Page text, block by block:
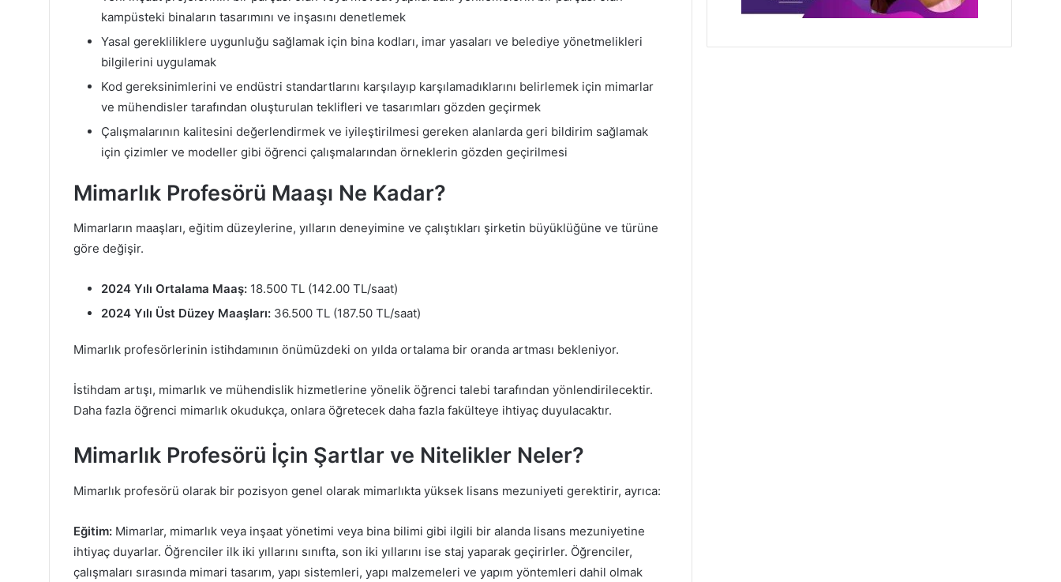
kampüsteki binaların tasarımını ve inşasını denetlemek
Yasal gerekliliklere uygunluğu sağlamak için bina kodları, imar yasaları ve belediye yönetmelikleri
bilgilerini uygulamak
Kod gereksinimlerini ve endüstri standartlarını karşılayıp karşılamadıklarını belirlemek için mimarlar
ve mühendisler tarafından oluşturulan teklifleri ve tasarımları gözden geçirmek
Çalışmalarının kalitesini değerlendirmek ve iyileştirilmesi gereken alanlarda geri bildirim sağlamak
için çizimler ve modeller gibi öğrenci çalışmalarından örneklerin gözden geçirilmesi
Mimarlık Profesörü Maaşı Ne Kadar?
Mimarların maaşları, eğitim düzeylerine, yılların deneyimine ve çalıştıkları şirketin büyüklüğüne ve türüne
göre değişir.
2024 Yılı Ortalama Maaş: 18.500 TL (142.00 TL/saat)
2024 Yılı Üst Düzey Maaşları: 36.500 TL (187.50 TL/saat)
Mimarlık profesörlerinin istihdamının önümüzdeki on yılda ortalama bir oranda artması bekleniyor.
İstihdam artışı, mimarlık ve mühendislik hizmetlerine yönelik öğrenci talebi tarafından yönlendirilecektir.
Daha fazla öğrenci mimarlık okudukça, onlara öğretecek daha fazla fakülteye ihtiyaç duyulacaktır.
Mimarlık Profesörü İçin Şartlar ve Nitelikler Neler?
Mimarlık profesörü olarak bir pozisyon genel olarak mimarlıkta yüksek lisans mezuniyeti gerektirir, ayrıca:
Eğitim: Mimarlar, mimarlık veya inşaat yönetimi veya bina bilimi gibi ilgili bir alanda lisans mezuniyetine
ihtiyaç duyarlar. Öğrenciler ilk iki yıllarını sınıfta, son iki yıllarını ise staj yaparak geçirirler. Öğrenciler,
çalışmaları sırasında mimari tasarım, yapı sistemleri, yapı malzemeleri ve yapım yöntemleri dahil olmak